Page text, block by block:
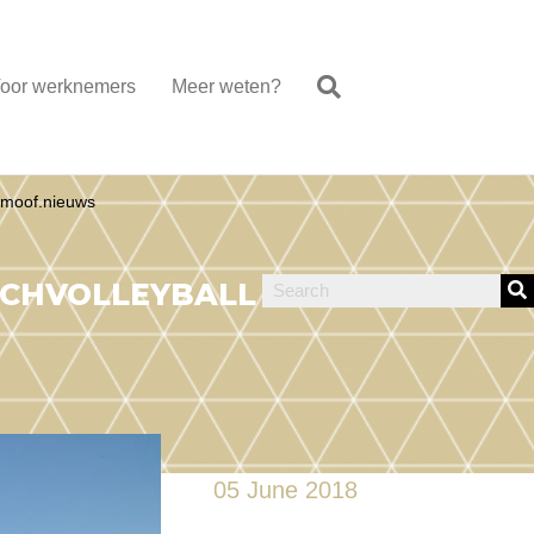
werknemers Meer weten?
moof.nieuws
05 June 2018